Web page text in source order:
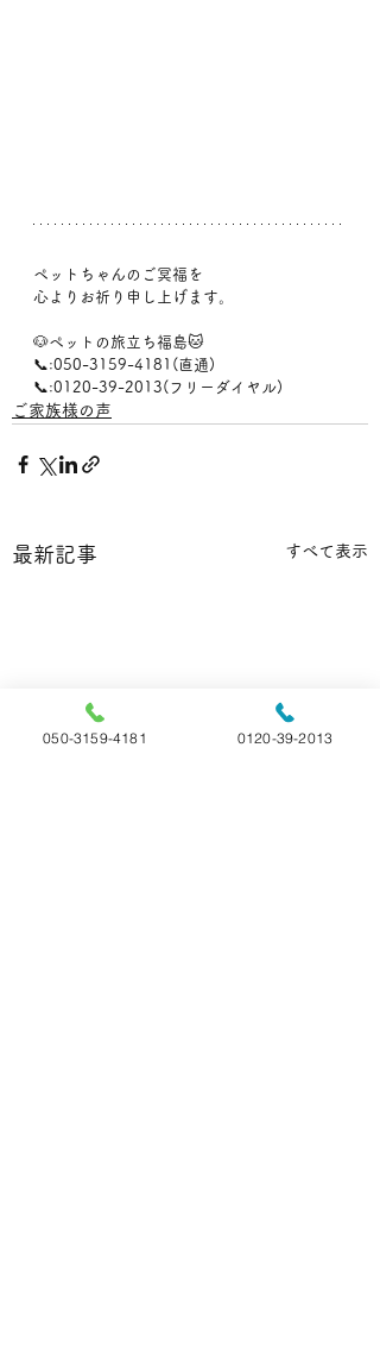
ペットちゃんのご冥福を
心よりお祈り申し上げます。
🐶ペットの旅立ち福島🐱
📞:050-3159-4181(直通)
📞:0120-39-2013(フリーダイヤル)
ご家族様の声
最新記事 すべて表示
050-3159-4181 0120-39-2013